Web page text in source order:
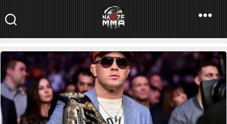
NaszeMMA
NaszeMMA.pl»Aktualności»Świat»UFC»Colby Covington wróci
w kwietniu lub maju po porażce na UFC 245